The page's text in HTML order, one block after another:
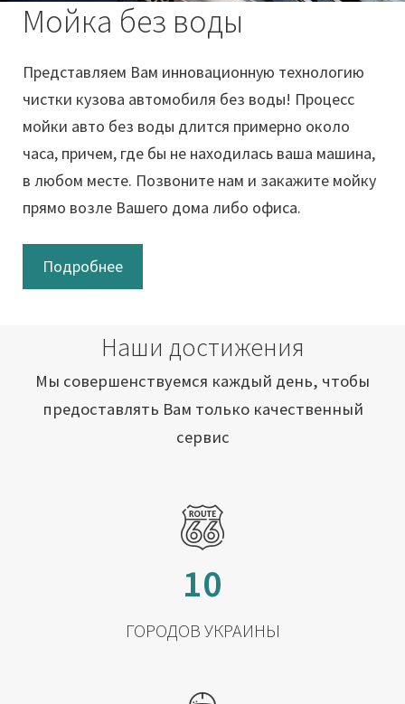
Мойка без воды
Представляем Вам инновационную технологию
чистки кузова автомобиля без воды! Процесс
мойки авто без воды длится примерно около
часа, причем, где бы не находилась ваша машина,
в любом месте. Позвоните нам и закажите мойку
прямо возле Вашего дома либо офиса.
Подробнее
Наши достижения
Мы совершенствуемся каждый день, чтобы
предоставлять Вам только качественный
сервис
10
ГОРОДОВ УКРАИНЫ